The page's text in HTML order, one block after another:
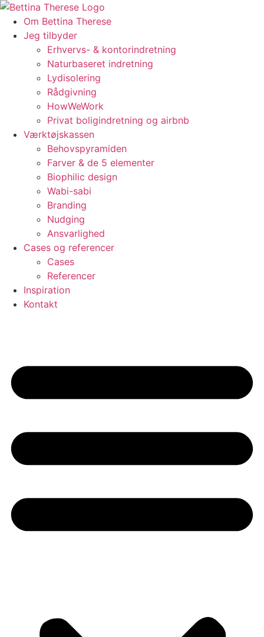
Videre
indhold
Om Bettina Therese
Jeg tilbyder
Erhvervs- & kontorindretning
Naturbaseret indretning
Lydisolering
Rådgivning
HowWeWork
Privat boligindretning og airbnb
Værktøjskassen
Behovspyramiden
Farver & de 5 elementer
Biophilic design
Wabi-sabi
Branding
Nudging
Ansvarlighed
Cases og referencer
Cases
Referencer
Inspiration
Kontakt